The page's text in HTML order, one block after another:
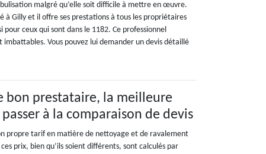
malgré qu’elle soit difficile à mettre en œuvre.
à Gilly et il offre ses prestations à tous les propriétaires
pour ceux qui sont dans le 1182. Ce professionnel
imbattables. Vous pouvez lui demander un devis détaillé
bon prestataire, la meilleure
à la comparaison de devis
propre tarif en matière de nettoyage et de ravalement
prix, bien qu’ils soient différents, sont calculés par